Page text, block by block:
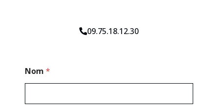
09.75.18.12.30
o
s
Nom *